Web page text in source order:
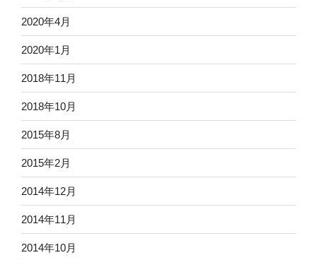
2020年4月
2020年1月
2018年11月
2018年10月
2015年8月
2015年2月
2014年12月
2014年11月
2014年10月